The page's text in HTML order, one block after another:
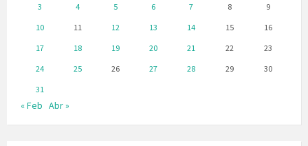
3
4 5 6 7 8
9
10
11 12 13 14 15
16
17
18 19 20 21 22
23
24
25 26 27 28 29
30
31
« Feb Abr »